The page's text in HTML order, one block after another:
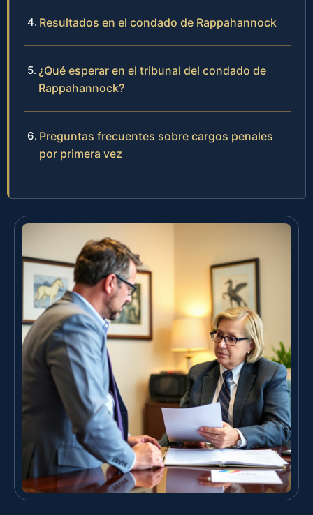
Resultados en el condado de Rappahannock
¿Qué esperar en el tribunal del condado de
Rappahannock?
Preguntas frecuentes sobre cargos penales
por primera vez